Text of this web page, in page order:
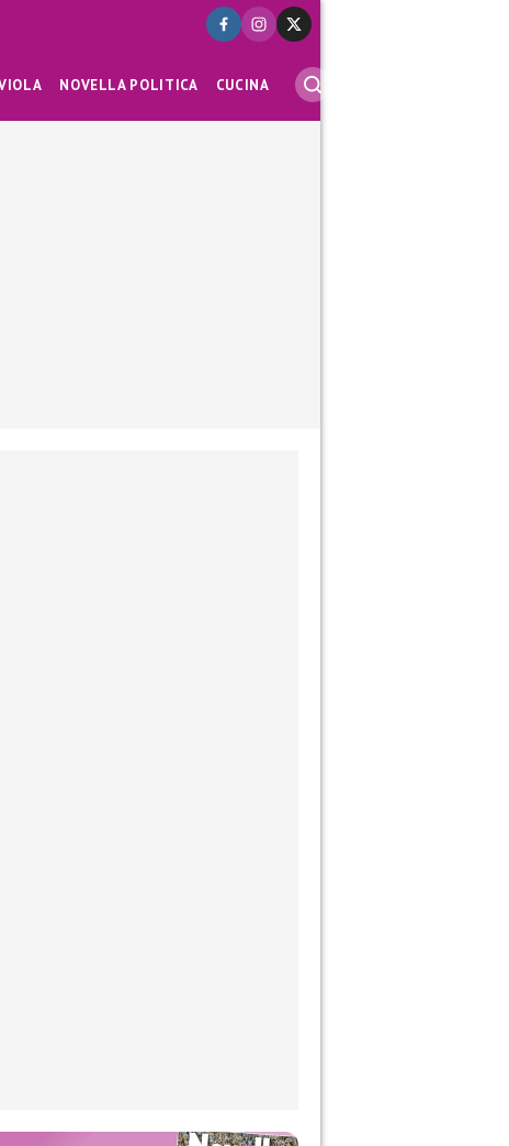
NOVELLA POLITICA CUCINA